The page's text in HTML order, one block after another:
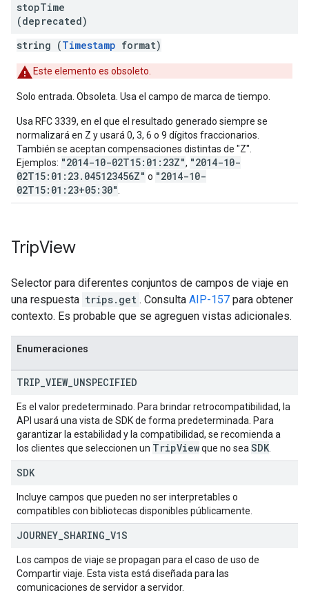
stopTime
(deprecated)
string (Timestamp format)
Este elemento es obsoleto.
Solo entrada. Obsoleta. Usa el campo de marca de tiempo.
Usa RFC 3339, en el que el resultado generado siempre se
normalizará en Z y usará 0, 3, 6 o 9 dígitos fraccionarios.
También se aceptan compensaciones distintas de "Z".
Ejemplos: "2014-10-02T15:01:23Z", "2014-10-
02T15:01:23.045123456Z" o "2014-10-
02T15:01:23+05:30"
TripView
Selector para diferentes conjuntos de campos de viaje en
una respuesta trips.get . Consulta AIP-157 para obtener
contexto. Es probable que se agreguen vistas adicionales.
Enumeraciones
TRIP VIEW_ UNSPECIFIED
Es el valor predeterminado. Para brindar retrocompatibilidad, la
API usará una vista de SDK de forma predeterminada. Para
garantizar la estabilidad y la compatibilidad, se recomienda a
los clientes que seleccionen un TripViewque no sea SDK
SDK
Incluye campos que pueden no ser interpretables o
compatibles con bibliotecas disponibles públicamente.
JOURNEY SHARING V1S
Los campos de viaje se propagan para el caso de uso de
Compartir viaje. Esta vista está diseñada para las
comunicaciones de servidor a servidor.